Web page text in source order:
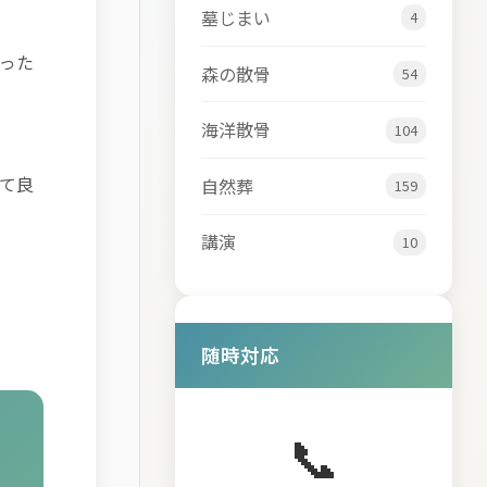
た
良
墓じまい 4
森の散骨 54
海洋散骨 104
自然葬 159
講演 10
随時対応
📞